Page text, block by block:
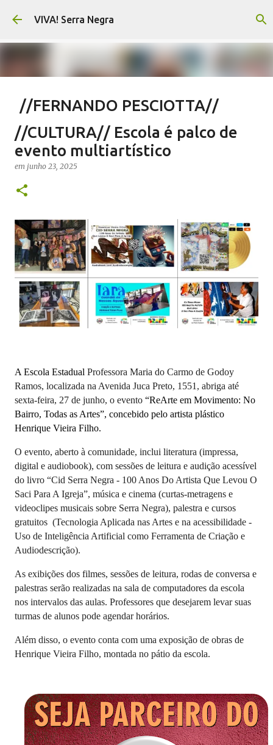
Pular para o conteúdo principal
VIVA! Serra Negra
//FERNANDO PESCIOTTA//
Encurtando caminho
em FERNANDO PESCIOTTA
//CULTURA// Escola é palco de
evento multiartístico
em junho 23, 2025
A Escola Estadual Professora Maria do Carmo de Godoy
Ramos, localizada na Avenida Juca Preto, 1551, abriga até
sexta-feira, 27 de junho, o evento “ReArte em Movimento: No
Bairro, Todas as Artes”, concebido pelo artista plástico
Henrique Vieira Filho.
O evento, aberto à comunidade, inclui literatura (impressa,
digital e audiobook), com sessões de leitura e audição acessível
do livro “Cid Serra Negra - 100 Anos Do Artista Que Levou O
Saci Para A Igreja”, música e cinema (curtas-metragens e
videoclipes musicais sobre Serra Negra), palestra e cursos
gratuitos (Tecnologia Aplicada nas Artes e na acessibilidade -
Uso de Inteligência Artificial como Ferramenta de Criação e
Audiodescrição).
As exibições dos filmes, sessões de leitura, rodas de conversa e
palestras serão realizadas na sala de computadores da escola
nos intervalos das aulas. Professores que desejarem levar suas
turmas de alunos pode agendar horários.
Além disso, o evento conta com uma exposição de obras de
Henrique Vieira Filho, montada no pátio da escola.